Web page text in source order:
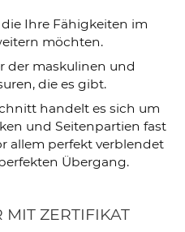
die Ihre Fähigkeiten im
möchten.
der maskulinen und
die es gibt.
handelt es sich um
und Seitenpartien fast
allem perfekt verblendet
Übergang.
MIT ZERTIFIKAT